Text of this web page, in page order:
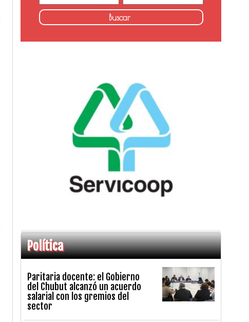
Política
Paritaria docente: el Gobierno
del Chubut alcanzó un acuerdo
salarial con los gremios del
sector